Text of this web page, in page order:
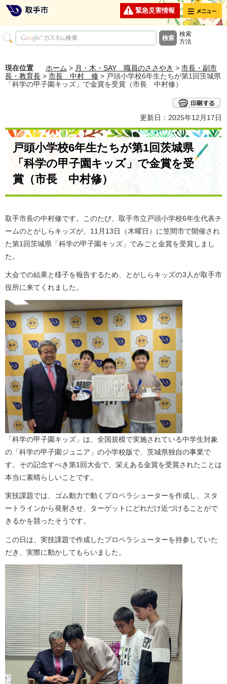
緊急災害情報 メニュー
検索
方法
現在位置 ホーム > 月・木・SAY 職員のささやき > 市長・副市
長・教育長 > 市長 中村 修 > 戸頭小学校6年生たちが第1回茨城県
「科学の甲子園キッズ」で金賞を受賞（市長 中村修）
更新日：2025年12月17日
戸頭小学校6年生たちが第1回茨城県
「科学の甲子園キッズ」で金賞を受
賞（市長 中村修）
取手市長の中村修です。このたび、取手市立戸頭小学校6年生代表チ
ームのとがしらキッズが、11月13日（木曜日）に笠間市で開催され
た第1回茨城県「科学の甲子園キッズ」でみごと金賞を受賞しまし
た。
大会での結果と様子を報告するため、とがしらキッズの3人が取手市
役所に来てくれました。
「科学の甲子園キッズ」は、全国規模で実施されている中学生対象
の「科学の甲子園ジュニア」の小学校版で、茨城県独自の事業で
す。その記念すべき第1回大会で、栄えある金賞を受賞されたことは
本当に素晴らしいことです。
実技課題では、ゴム動力で動くプロペラシューターを作成し、スタ
ートラインから発射させ、ターゲットにどれだけ近づけることがで
きるかを競ったそうです。
この日は、実技課題で作成したプロペラシューターを持参していた
だき、実際に動かしてもらいました。